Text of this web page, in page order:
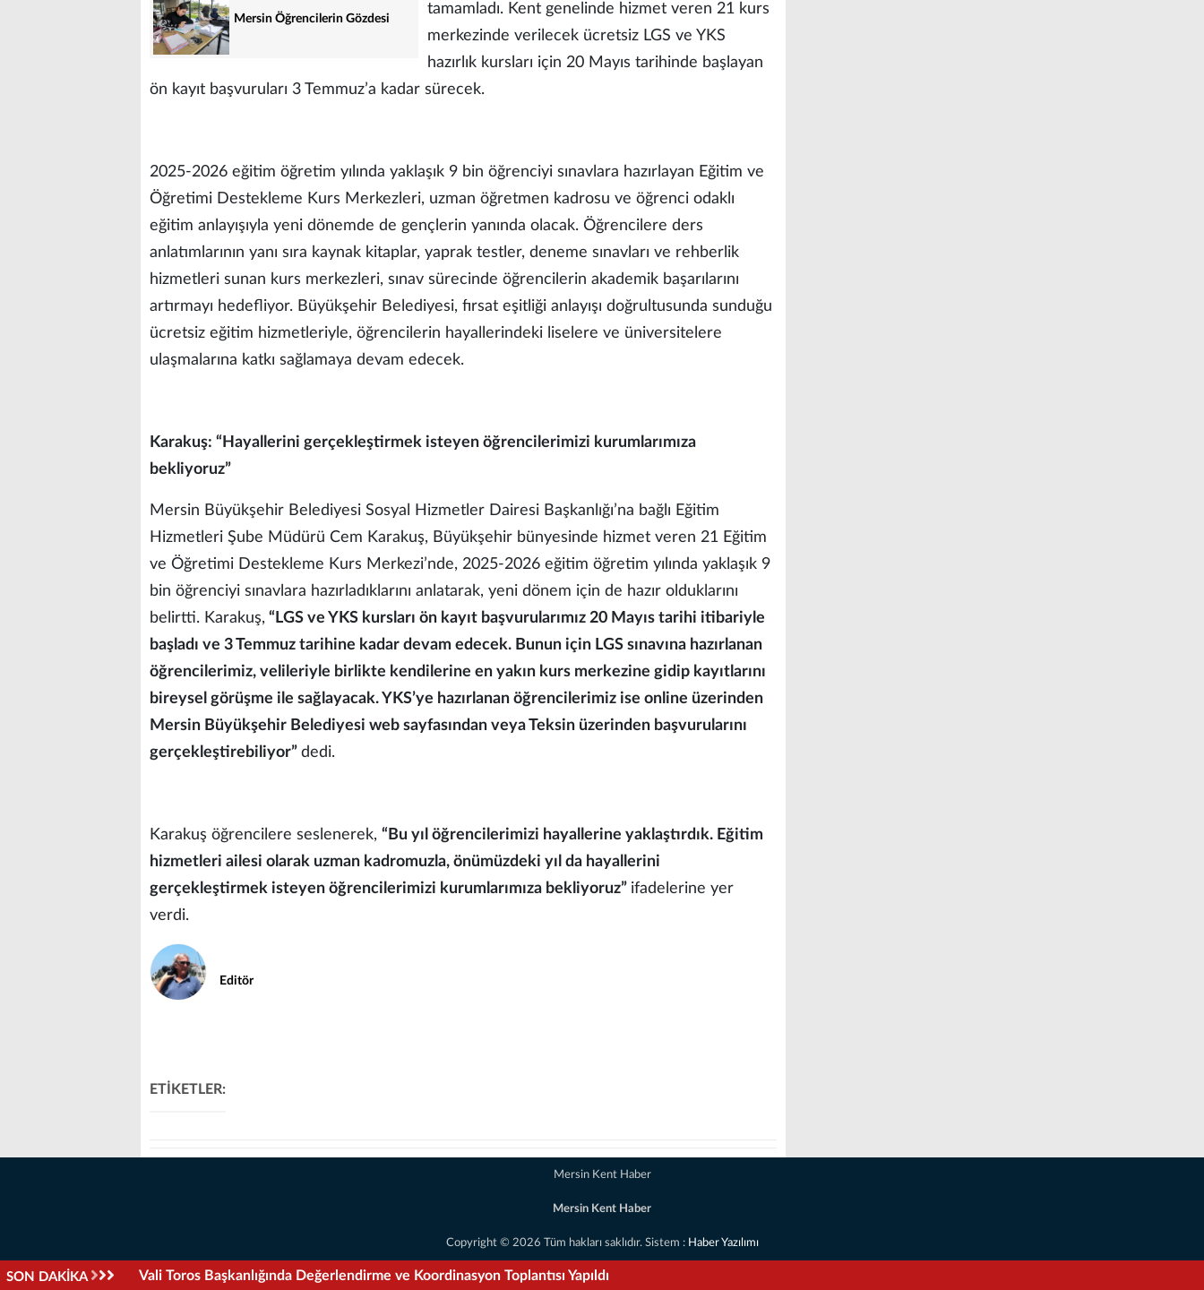
Mersin Öğrencilerin Gözdesi
tamamladı. Kent genelinde hizmet veren 21 kurs
merkezinde verilecek ücretsiz LGS ve YKS
hazırlık kursları için 20 Mayıs tarihinde başlayan
ön kayıt başvuruları 3 Temmuz’a kadar sürecek.
2025-2026 eğitim öğretim yılında yaklaşık 9 bin öğrenciyi sınavlara hazırlayan Eğitim ve
Öğretimi Destekleme Kurs Merkezleri, uzman öğretmen kadrosu ve öğrenci odaklı
eğitim anlayışıyla yeni dönemde de gençlerin yanında olacak. Öğrencilere ders
anlatımlarının yanı sıra kaynak kitaplar, yaprak testler, deneme sınavları ve rehberlik
hizmetleri sunan kurs merkezleri, sınav sürecinde öğrencilerin akademik başarılarını
artırmayı hedefliyor. Büyükşehir Belediyesi, fırsat eşitliği anlayışı doğrultusunda sunduğu
ücretsiz eğitim hizmetleriyle, öğrencilerin hayallerindeki liselere ve üniversitelere
ulaşmalarına katkı sağlamaya devam edecek.
Karakuş: “Hayallerini gerçekleştirmek isteyen öğrencilerimizi kurumlarımıza
bekliyoruz”
Mersin Büyükşehir Belediyesi Sosyal Hizmetler Dairesi Başkanlığı’na bağlı Eğitim
Hizmetleri Şube Müdürü Cem Karakuş, Büyükşehir bünyesinde hizmet veren 21 Eğitim
ve Öğretimi Destekleme Kurs Merkezi’nde, 2025-2026 eğitim öğretim yılında yaklaşık 9
bin öğrenciyi sınavlara hazırladıklarını anlatarak, yeni dönem için de hazır olduklarını
belirtti. Karakuş, “LGS ve YKS kursları ön kayıt başvurularımız 20 Mayıs tarihi itibariyle
başladı ve 3 Temmuz tarihine kadar devam edecek. Bunun için LGS sınavına hazırlanan
öğrencilerimiz, velileriyle birlikte kendilerine en yakın kurs merkezine gidip kayıtlarını
bireysel görüşme ile sağlayacak. YKS’ye hazırlanan öğrencilerimiz ise online üzerinden
Mersin Büyükşehir Belediyesi web sayfasından veya Teksin üzerinden başvurularını
gerçekleştirebiliyor” dedi.
Karakuş öğrencilere seslenerek, “Bu yıl öğrencilerimizi hayallerine yaklaştırdık. Eğitim
hizmetleri ailesi olarak uzman kadromuzla, önümüzdeki yıl da hayallerini
gerçekleştirmek isteyen öğrencilerimizi kurumlarımıza bekliyoruz” ifadelerine yer
verdi.
Editör
ETİKETLER:
Mersin Kent Haber
Mersin Kent Haber
Copyright © 2026 Tüm hakları saklıdır. Sistem : Haber Yazılımı
SON DAKİKA Vali Toros Başkanlığında Değerlendirme ve Koordinasyon Toplantısı Yapıldı